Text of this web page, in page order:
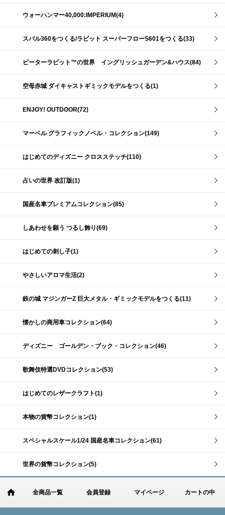
ウォーハンマー40,000:IMPERIUM(4)
スバル360をつくる/ラビット スーパーフローS601をつくる(33)
ピーターラビット™の世界 イングリッシュガーデン&ハウス(84)
空母赤城 ダイキャストギミックモデルをつくる(1)
ENJOY! OUTDOOR(72)
マーベル グラフィックノベル・コレクション(149)
はじめてのディズニー クロスステッチ(110)
占いの世界 改訂版(1)
国産名車プレミアムコレクション(85)
しあわせを願う つるし飾り(69)
はじめての刺し子(1)
やさしいアロマ生活(2)
鉄の城 マジンガーZ 巨大メタル・ギミックモデルをつくる(11)
懐かしの商用車コレクション(64)
ディズニー ゴールデン・ブック・コレクション(46)
歌舞伎特選DVDコレクション(53)
はじめてのレザークラフト(1)
本物の貨幣コレクション(1)
スペシャルスケール1/24 国産名車コレクション(61)
世界の貨幣コレクション(5)
全商品一覧 会員登録 マイページ カートの中